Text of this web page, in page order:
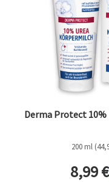
Derma Protect
200 ml
8,99 €